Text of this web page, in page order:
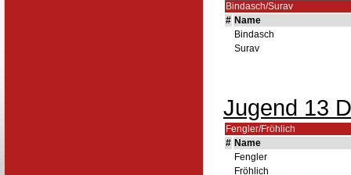
Bindasch/Surav
# Name
Bindasch
Surav
Jugend 13
Fengler/Fröhlich
# Name
Fengler
Fröhlich